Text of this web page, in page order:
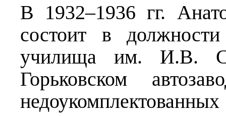
В 1932–1936 гг.
состоит в должности
училища им. И.В.
Горьковском